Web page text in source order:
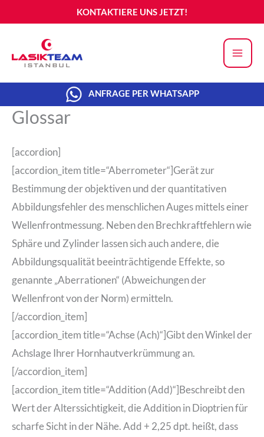
Inhalt
KONTAKTIERE UNS JETZT!
ANFRAGE PER WHATSAPP
Glossar
[accordion]
[accordion_item title=“Aberrometer“]Gerät zur
Bestimmung der objektiven und der quantitativen
Abbildungsfehler des menschlichen Auges mittels einer
Wellenfrontmessung. Neben den Brechkraftfehlern wie
Sphäre und Zylinder lassen sich auch andere, die
Abbildungsqualität beeinträchtigende Effekte, so
genannte „Aberrationen“ (Abweichungen der
Wellenfront von der Norm) ermitteln.
[/accordion_item]
[accordion_item title=“Achse (Ach)“]Gibt den Winkel der
Achslage Ihrer Hornhautverkrümmung an.
[/accordion_item]
[accordion_item title=“Addition (Add)“]Beschreibt den
Wert der Alterssichtigkeit, die Addition in Dioptrien für
scharfe Sicht in der Nähe. Add + 2,25 dpt. heißt, dass